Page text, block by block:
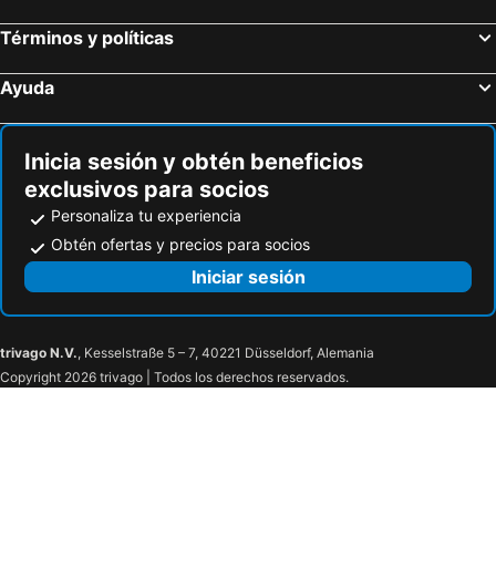
Términos y políticas
Ayuda
Inicia sesión y obtén beneficios
exclusivos para socios
Personaliza tu experiencia
Obtén ofertas y precios para socios
Iniciar sesión
trivago N.V., Kesselstraße 5 – 7, 40221 Düsseldorf, Alemania
Copyright 2026 trivago | Todos los derechos reservados.